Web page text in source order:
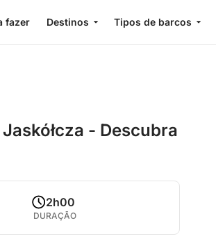
fazer Destinos Tipos de barcos
- Descubra
2h00
DURAÇÃO